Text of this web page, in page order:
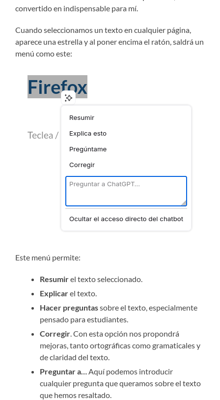
convertido en indispensable para mí.
Cuando seleccionamos un texto en cualquier página,
aparece una estrella y al poner encima el ratón, saldrá un
menú como este:
Este menú permite:
Resumirel texto seleccionado.
Explicarel texto.
Hacer preguntassobre el texto, especialmente
pensado para estudiantes.
Corregir . Con esta opción nos propondrá
mejoras, tanto ortográficas como gramaticales y
de claridad del texto.
Preguntar a… Aquí podemos introducir
cualquier pregunta que queramos sobre el texto
que hemos resaltado.